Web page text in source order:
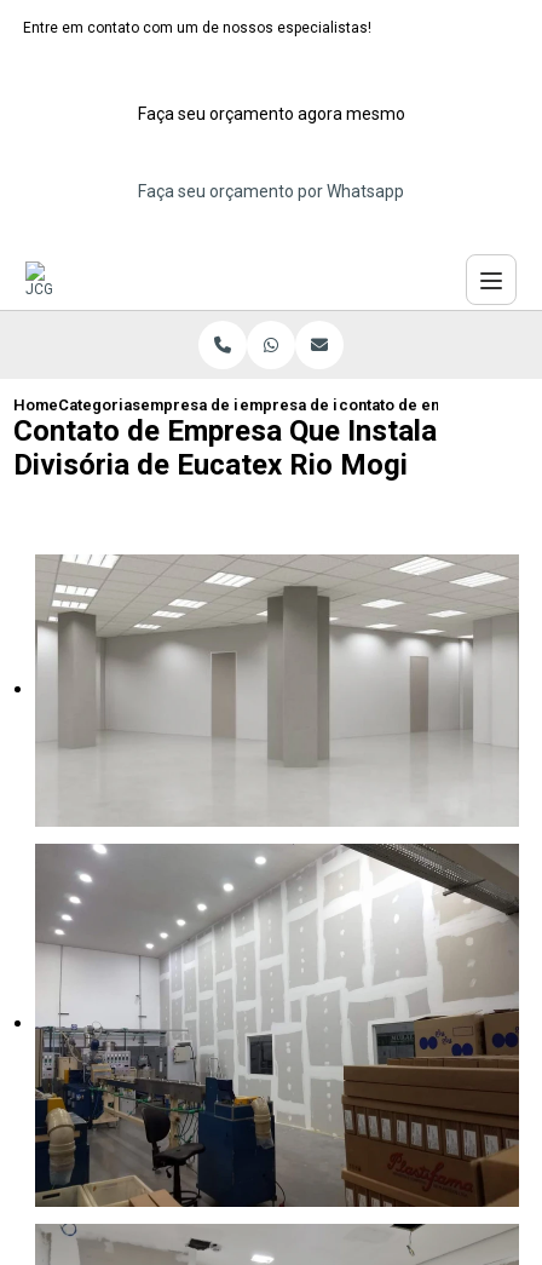
Entre em contato com um de nossos especialistas!
Faça seu orçamento agora mesmo
Faça seu orçamento por Whatsapp
HomeCategoriasempresa de instalacao de eucatex
empresa de instalacao de divisorias
contato de empresa que
Contato de Empresa Que Instala
Divisória de Eucatex Rio Mogi